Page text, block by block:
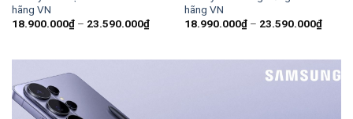
hãng VN
18.900.000₫ – 23.590.000₫Khoảng
giá:
đến
hãng VN
18.990.000₫ – 23.590.000₫
giá:
đến